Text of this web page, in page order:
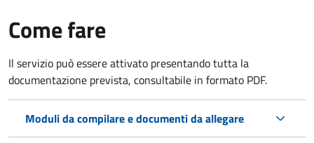
Come fare
Il servizio può essere attivato presentando tutta la
documentazione prevista, consultabile in formato PDF.
Moduli da compilare e documenti da allegare